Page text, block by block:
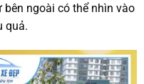
ngoài có thể nhìn vào
quả.